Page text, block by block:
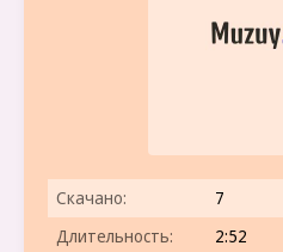
Скачано:
7
Длительность:
2:52